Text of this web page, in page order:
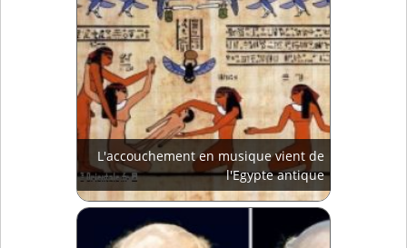
L'accouchement en musique vient de
l'Egypte antique